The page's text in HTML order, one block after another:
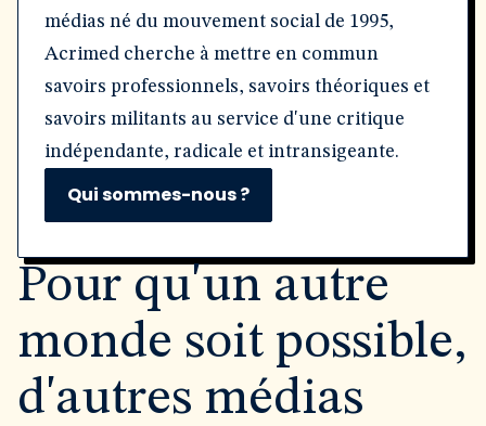
médias né du mouvement social de 1995,
Acrimed cherche à mettre en commun
savoirs professionnels, savoirs théoriques et
savoirs militants au service d'une critique
indépendante, radicale et intransigeante.
Qui sommes-nous ?
Pour qu'un autre
monde soit possible,
d'autres médias